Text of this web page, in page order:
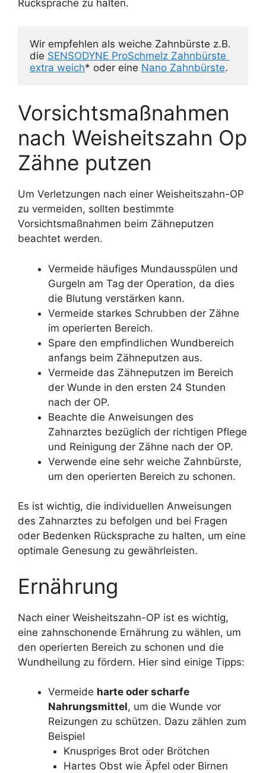
Rücksprache zu halten.
Wir empfehlen als weiche Zahnbürste z.B.
die SENSODYNE ProSchmelz Zahnbürste
extra weich* oder eine Nano Zahnbürste.
Vorsichtsmaßnahmen
nach Weisheitszahn Op
Zähne putzen
Um Verletzungen nach einer Weisheitszahn-OP
zu vermeiden, sollten bestimmte
Vorsichtsmaßnahmen beim Zähneputzen
beachtet werden.
Vermeide häufiges Mundausspülen und
Gurgeln am Tag der Operation, da dies
die Blutung verstärken kann.
Vermeide starkes Schrubben der Zähne
im operierten Bereich.
Spare den empfindlichen Wundbereich
anfangs beim Zähneputzen aus.
Vermeide das Zähneputzen im Bereich
der Wunde in den ersten 24 Stunden
nach der OP.
Beachte die Anweisungen des
Zahnarztes bezüglich der richtigen Pflege
und Reinigung der Zähne nach der OP.
Verwende eine sehr weiche Zahnbürste,
um den operierten Bereich zu schonen.
Es ist wichtig, die individuellen Anweisungen
des Zahnarztes zu befolgen und bei Fragen
oder Bedenken Rücksprache zu halten, um eine
optimale Genesung zu gewährleisten.
Ernährung
Nach einer Weisheitszahn-OP ist es wichtig,
eine zahnschonende Ernährung zu wählen, um
den operierten Bereich zu schonen und die
Wundheilung zu fördern. Hier sind einige Tipps:
Vermeide harte oder scharfe
Nahrungsmittel, um die Wunde vor
Reizungen zu schützen. Dazu zählen zum
Beispiel
Knuspriges Brot oder Brötchen
Hartes Obst wie Äpfel oder Birnen